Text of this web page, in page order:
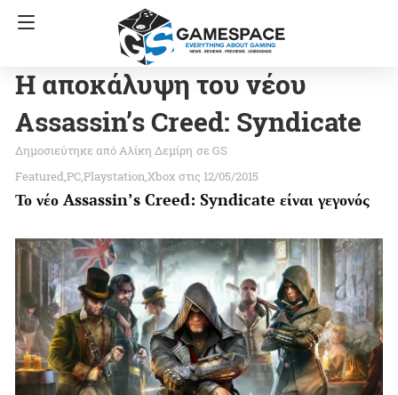
Η αποκάλυψη του νέου
Assassin’s Creed: Syndicate
Αλίκη Δεμίρη σε GS
FeaturedPCPlaystationXbox στις 12/05/2015
Το νέο Assassin’s Creed: Syndicate είναι γεγονός